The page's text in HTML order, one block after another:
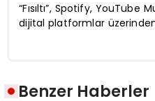
“Fısıltı”, Spotify, YouTube
dijital platformlar
Benzer Haberler